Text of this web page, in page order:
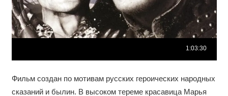
Фильм создан по мотивам русских героических народных
сказаний и былин. В высоком тереме красавица Марья